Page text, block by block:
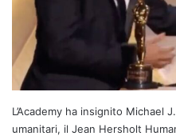
L’Academy ha insignito Michael
umanitari, il Jean Hersholt